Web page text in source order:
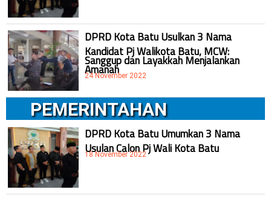
DPRD Kota Batu Usulkan 3 Nama
Kandidat Pj Walikota Batu, MCW:
Sanggup dan Layakkah Menjalankan
Amanah
24 November 2022
PEMERINTAHAN
DPRD Kota Batu Umumkan 3 Nama
Usulan Calon Pj Wali Kota Batu
18 November 2022